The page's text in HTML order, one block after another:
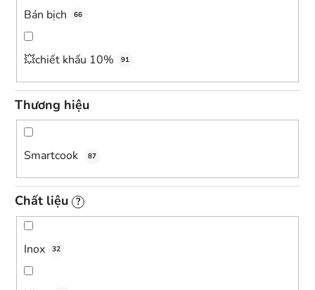
Bán bịch 66
💥chiết khấu 10% 91
Thương hiệu
Smartcook 87
Chất liệu ?
Inox 32